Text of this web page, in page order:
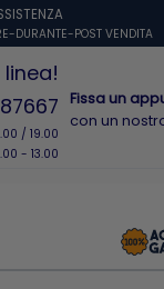
DURANTE-POST VENDITA
/ 19.00
- 13.00
Fissa un
con un